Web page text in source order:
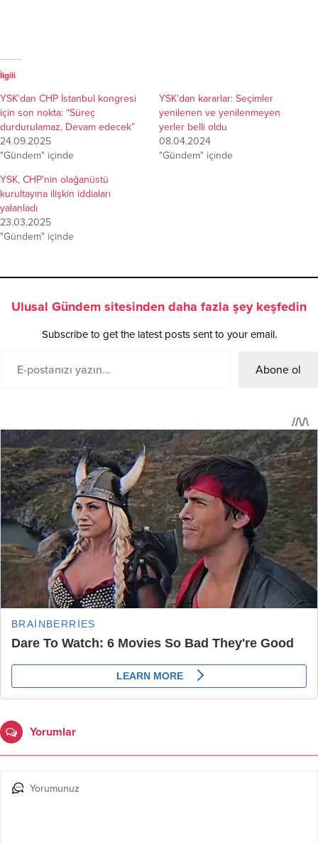
İlgili
YSK’dan CHP İstanbul kongresi
için son nokta: “Süreç
durdurulamaz, Devam edecek”
24.09.2025
"Gündem" içinde
YSK’dan kararlar: Seçimler
yenilenen ve yenilenmeyen
yerler belli oldu
08.04.2024
"Gündem" içinde
YSK, CHP’nin olağanüstü
kurultayına ilişkin iddiaları
yalanladı
23.03.2025
"Gündem" içinde
Ulusal Gündem sitesinden daha fazla şey keşfedin
Subscribe to get the latest posts sent to your email.
Abone ol
Yorumlar